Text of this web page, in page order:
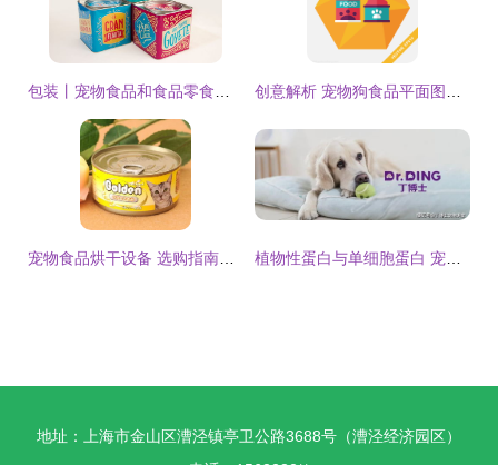
地址：上海市金山区漕泾镇亭卫公路3688号（漕泾经济园区）